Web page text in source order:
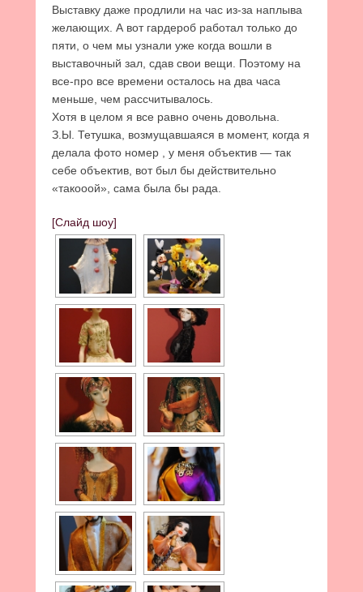
Выставку даже продлили на час из-за наплыва
желающих. А вот гардероб работал только до
пяти, о чем мы узнали уже когда вошли в
выставочный зал, сдав свои вещи. Поэтому на
все-про все времени осталось на два часа
меньше, чем рассчитывалось.
Хотя в целом я все равно очень довольна.
З.Ы. Тетушка, возмущавшаяся в момент, когда я
делала фото номер , у меня объектив — так
себе объектив, вот был бы действительно
«такооой», сама была бы рада.
[Слайд шоу]